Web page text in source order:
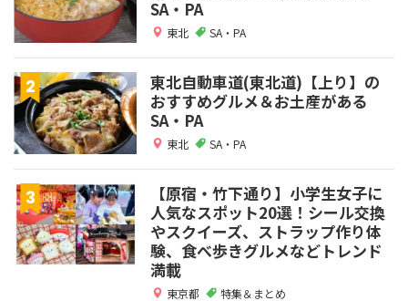
SA・PA
東北 SA・PA
東北自動車道(東北道)【上り】の
おすすめグルメ＆お土産がある
SA・PA
東北 SA・PA
【原宿・竹下通り】小学生女子に
人気なスポット20選！シール交換
やスクイーズ、ストラップ作り体
験、食べ歩きグルメなどトレンド
満載
東京都 特集＆まとめ